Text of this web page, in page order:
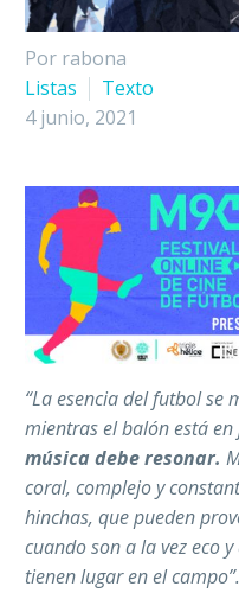
Por rabona
Listas
Texto
4 junio, 2021
“La esencia del futbol
mientras el balón está en
música debe resonar.
coral, complejo y
hinchas, que pueden
cuando son a la vez eco
tienen lugar en el campo”.